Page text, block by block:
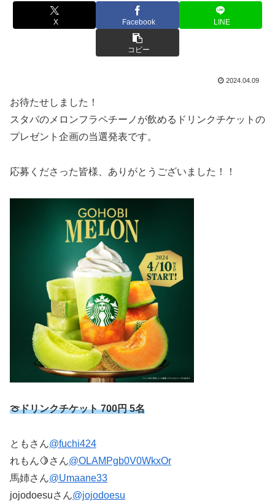
X Facebook LINE
コピー
2024.04.09
お待たせしました！
スタバのメロンフラペチーノが飲めるドリンクチケットの
プレゼント企画の当選発表です。
応募くださった皆様、ありがとうございました！！
🍈ドリンクチケット 700円 5名
ともさん@fuchi424
れもん🍋さん@OLAMPgb0V0WkxOr
馬姉さん@Umaane33
jojodoesuさん@jojodoesu